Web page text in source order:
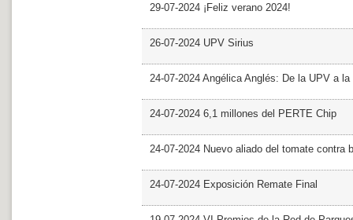
29-07-2024 ¡Feliz verano 2024!
26-07-2024 UPV Sirius
24-07-2024 Angélica Anglés: De la UPV a
24-07-2024 6,1 millones del PERTE Chip
24-07-2024 Nuevo aliado del tomate contra
24-07-2024 Exposición Remate Final